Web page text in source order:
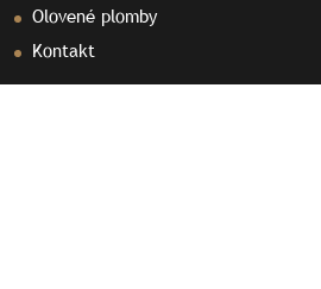
Olovené plomby
Kontakt